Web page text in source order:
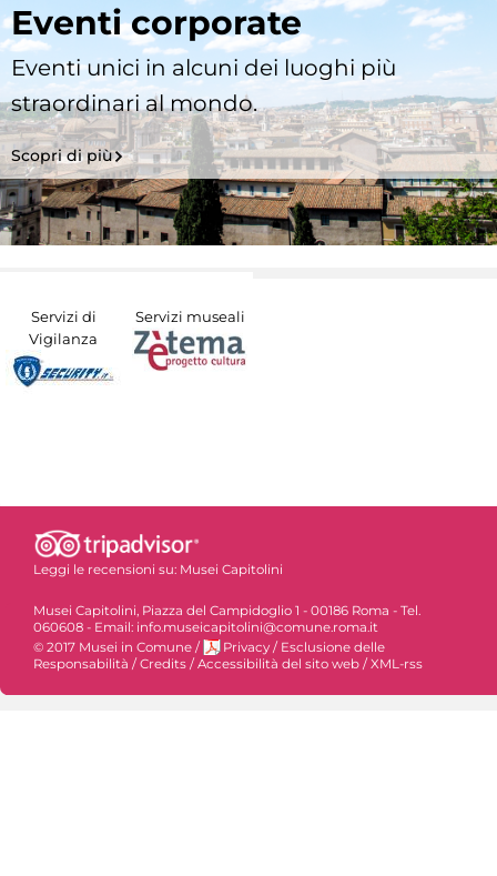
Eventi corporate
Eventi unici in alcuni dei luoghi più
straordinari al mondo.
Scopri di più
Servizi di
Vigilanza
Servizi museali
Leggi le recensioni su: Musei Capitolini
Musei Capitolini, Piazza del Campidoglio 1 - 00186 Roma - Tel.
060608 - Email: info.museicapitolini@comune.roma.it
© 2017 Musei in Comune / Privacy / Esclusione delle
Responsabilità /Credits /Accessibilità del sito web /XML-rss